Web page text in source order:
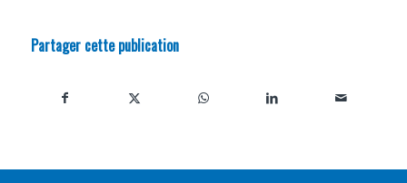
Partager cette publication